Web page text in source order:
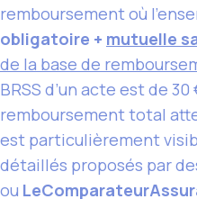
remboursement où
obligatoire + mutuelle
de la base de
BRSS d’un acte est de
remboursement total
est particulièrement
détaillés proposés par
ou